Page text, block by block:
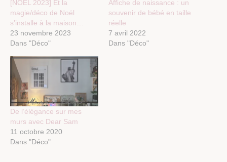
[NOËL 2023] Et la
magie/déco de Noël
s’installe à la maison…
23 novembre 2023
Dans "Déco"
Affiche de naissance : un
souvenir de bébé en taille
réelle
7 avril 2022
Dans "Déco"
De l’élégance sur mes
murs avec Dear Sam
11 octobre 2020
Dans "Déco"